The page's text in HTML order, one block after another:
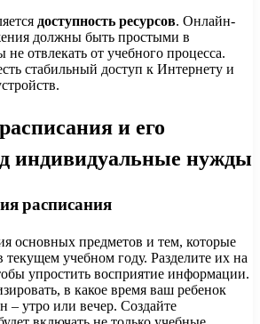
доступность ресурсов. Онлайн-
должны быть простыми в
отвлекать от учебного процесса.
стабильный доступ к Интернету и
и его
индивидуальные нужды
расписания
основных предметов и тем, которые
текущем учебном году. Разделите их на
упростить восприятие информации.
в какое время ваш ребенок
– утро или вечер. Создайте